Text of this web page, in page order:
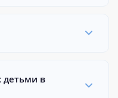
детьми в